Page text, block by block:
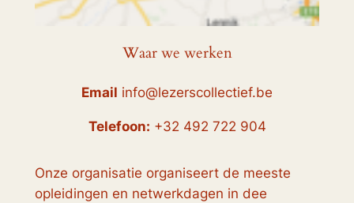
Waar we werken
Email info@lezerscollectief.be
Telefoon: +32 492 722 904
Onze organisatie organiseert de meeste
opleidingen en netwerkdagen in dee